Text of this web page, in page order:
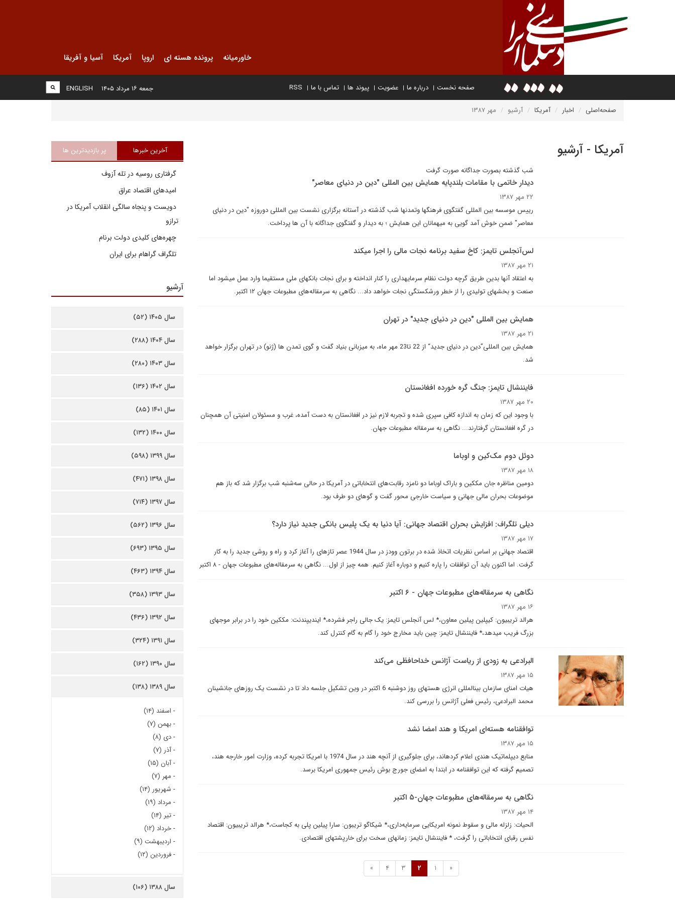
خاورمیانه پرونده هسته ای اروپا آمریکا آسیا و آفریقا
صفحه نخست درباره ما عضویت پیوند ها تماس با ما RSS
ENGLISH جمعه ۱۶ مرداد ۱۴۰۵
صفحه‌اصلی اخبار آمریکا آرشیو مهر ۱۳۸۷
آمریکا - آرشیو
شب گذشته بصورت جداگانه صورت گرفت
دیدار خاتمی با مقامات بلندپایه همایش بین المللی "دین در دنیای معاصر"
۲۲ مهر ۱۳۸۷
رییس موسسه بین المللی گفتگوی فرهنگها وتمدنها شب گذشته در آستانه برگزاری نشست بین المللی دوروزه "دین در دنیای
معاصر" ضمن خوش آمد گویی به میهمانان این همایش ؛ به دیدار و گفتگوی جداگانه با آن ها پرداخت.
لس‌آنجلس تايمز: کاخ سفید برنامه نجات مالی را اجرا می­کند
۲۱ مهر ۱۳۸۷
به اعتقاد آنها بدین طریق گرچه دولت نظام سرمایه­داری را کنار انداخته و برای نجات بانک­های ملی مستقیما وارد عمل می­شود اما
صنعت و بخش­های تولیدی را از خطر ورشکستگی نجات خواهد داد... نگاهى به سرمقاله‌هاى مطبوعات جهان ۱۲ اکتبر.
همایش بین المللی "دین در دنیای جدید" در تهران
۲۱ مهر ۱۳۸۷
همایش بین المللی”دین در دنیای جدید“ از 22 تا23 مهر ماه، به میزبانی بنیاد گفت و گوی تمدن ها (ژنو) در تهران برگزار خواهد
شد.
فايننشال تايمز: جنگ گره خورده افغانستان
۲۰ مهر ۱۳۸۷
با وجود این که زمان به اندازه­ کافی سپری شده و تجربه لازم نیز در افغانستان به دست آمده، غرب و مسئولان امنیتی آن همچنان
در گره افغانستان گرفتارند... نگاهى به سرمقاله مطبوعات جهان.
دوئل دوم مک‌کين و اوباما
۱۸ مهر ۱۳۸۷
دومين مناظره جان مک­کین و باراک اوباما دو نامزد رقابت‌هاى انتخاباتى در آمريکا در حالى سه‌شنبه شب برگزار شد که باز هم
موضوعات بحران مالی جهانی و سیاست خارجی محور گفت و گوهای دو طرف بود.
ديلى تلگراف: افزایش بحران اقتصاد جهانی: آیا دنیا به یک پلیس بانکی جدید نیاز دارد؟
۱۷ مهر ۱۳۸۷
اقتصاد جهانی بر اساس نظریات اتخاذ شده در برتون وودز در سال 1944 عصر تازه­ای را آغاز کرد و راه و روشی جدید را به کار
گرفت. اما اکنون باید آن توافقات را پاره کنیم و دوباره آغاز کنیم. همه چیز از اول... نگاهى به سرمقاله‌هاى مطبوعات جهان - ۸ اکتبر
نگاهى به سرمقاله‌هاى مطبوعات جهان - ۶ اکتبر
۱۶ مهر ۱۳۸۷
هرالد تريبيون: کیپلین پیلین معاون،* لس آنجلس تايمز: یک جالی راجر فشرده،* ایندیپندنت: مک­کین خود را در برابر موج­های
بزرگ فریب می­دهد،* فایننشال تایمز: چین باید مخارج خود را گام به گام کنترل کند.
البرادعى به زودى از رياست آژانس خداحافظى مى‌کند
۱۵ مهر ۱۳۸۷
هیات امنای سازمان بین­المللی انرژی هسته­ای روز دوشنبه 6 اکتبر در وین تشکیل جلسه داد تا در نشست یک روزه­ای جانشینان
محمد البرادعی، رئیس فعلی آژانس را بررسی کند.
توافقنامه هسته‌ای امریکا و هند امضا نشد
۱۵ مهر ۱۳۸۷
منابع دیپلماتیک هندی اعلام کرده­اند، برای جلوگیری از آنچه هند در سال 1974 با امریکا تجربه کرده، وزارت امور خارجه هند،
تصمیم گرفته که این توافقنامه در ابتدا به امضای جورج بوش رئیس جمهوری امریکا برسد.
نگاهى به سرمقاله‌هاى مطبوعات جهان-۵ اکتبر
۱۴ مهر ۱۳۸۷
الحيات: زلزله مالى و سقوط نمونه امريکايى سرمایه‌داری،* شیکاگو تریبون: سارا پیلین پلی به کجاست،* هرالد تریبیون: اقتصاد
نفس رقبای انتخاباتی را گرفت، * فایننشال تایمز: زمان­های سخت برای خارپشت­های اقتصادی.
«
1
2
3
4
»
آخرین خبرها پر بازدیدترین ها
گرفتاری روسیه در تله آزوف
امیدهای اقتصاد عراق
دویست و پنجاه سالگی انقلاب آمریکا در
ترازو
چهره‌های کلیدی دولت برنام
تلگراف گراهام برای ایران
آرشیو
سال ۱۴۰۵ (۵۲)
سال ۱۴۰۴ (۲۸۸)
سال ۱۴۰۳ (۲۸۰)
سال ۱۴۰۲ (۱۳۶)
سال ۱۴۰۱ (۸۵)
سال ۱۴۰۰ (۱۳۲)
سال ۱۳۹۹ (۵۹۸)
سال ۱۳۹۸ (۴۷۱)
سال ۱۳۹۷ (۷۱۴)
سال ۱۳۹۶ (۵۶۲)
سال ۱۳۹۵ (۶۹۳)
سال ۱۳۹۴ (۴۶۳)
سال ۱۳۹۳ (۳۵۸)
سال ۱۳۹۲ (۴۳۶)
سال ۱۳۹۱ (۳۲۴)
سال ۱۳۹۰ (۱۶۲)
سال ۱۳۸۹ (۱۳۸)
- اسفند (۱۴)
-بهمن (۷)
-دی (۸)
-آذر (۷)
-آبان (۱۵)
- مهر (۷)
- شهریور (۱۴)
- مرداد (۱۹)
-تیر (۱۴)
-خرداد (۱۲)
- اردیبهشت (۹)
-فروردین (۱۲)
سال ۱۳۸۸ (۱۰۶)